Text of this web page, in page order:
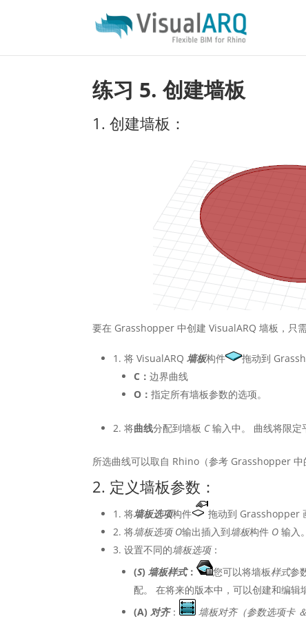
练习 5. 创建墙板
1. 创建墙板：
要在 Grasshopper 中创建 VisualARQ 墙板，只需
1. 将 VisualARQ墙板构件
拖动到
C：边界曲线
O：指定所有墙板参数的选项。
2. 将曲线分配到墙板 C输入中。 曲线将限定
所选曲线可以取自 Rhino（参考 Grasshopper 中
2. 定义墙板参数：
1. 将墙板选项构件
拖动到 Grasshopper
2. 将墙板选项 O输出插入到墙板构件 O 输入。
3. 设置不同的墙板选项：
(S)墙板样式： 您可以将墙板样式参
配。 在将来的版本中，可以创建和编辑
(A)对齐： 墙板对齐（参数选项卡